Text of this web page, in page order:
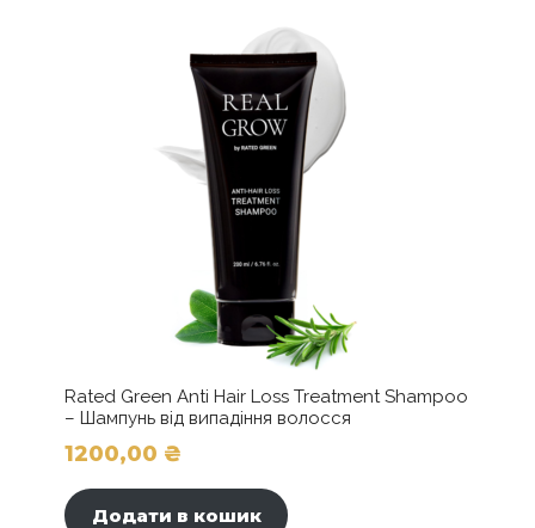
можна
вибрати
на
сторінці
товару
Rated Green Anti Hair Loss Treatment Shampoo
– Шампунь від випадіння волосся
1200,00 ₴
Додати в кошик